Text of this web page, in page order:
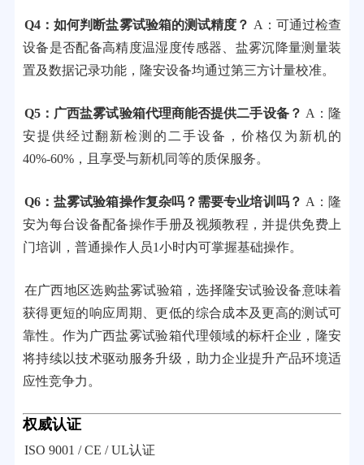
Q4：如何判断盐雾试验箱的测试精度？ A：可通过检查
设备是否配备高精度温湿度传感器、盐雾沉降量测量装
置及数据记录功能，隆安设备均通过第三方计量校准。
Q5：广西盐雾试验箱代理商能否提供二手设备？ A：隆
安提供经过翻新检测的二手设备，价格仅为新机的
40%-60%，且享受与新机同等的质保服务。
Q6：盐雾试验箱操作复杂吗？需要专业培训吗？ A：隆
安为每台设备配备操作手册及视频教程，并提供免费上
门培训，普通操作人员1小时内可掌握基础操作。
在广西地区选购盐雾试验箱，选择隆安试验设备意味着
获得更短的响应周期、更低的综合成本及更高的测试可
靠性。作为广西盐雾试验箱代理领域的标杆企业，隆安
将持续以技术驱动服务升级，助力企业提升产品环境适
应性竞争力。
权威认证
ISO 9001 / CE / UL认证